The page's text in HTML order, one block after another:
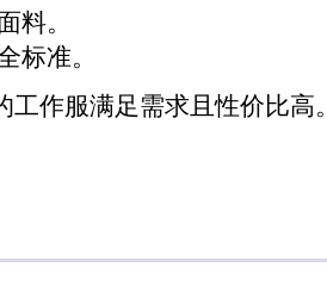
料。
标准。
作服满足需求且性价比高。